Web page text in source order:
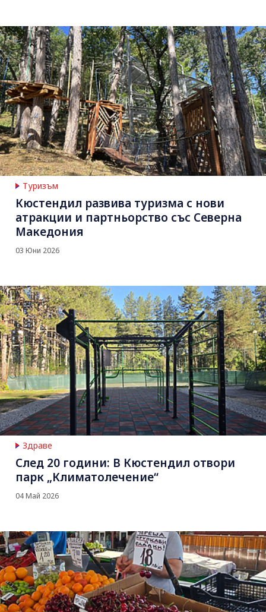
Туризъм
Кюстендил развива туризма с нови
атракции и партньорство със Северна
Македония
03 Юни 2026
Здраве
След 20 години: В Кюстендил отвори
парк „Климатолечение“
04 Май 2026